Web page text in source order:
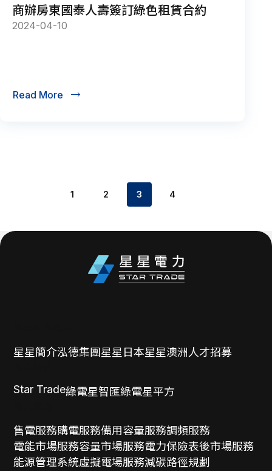
商辦房東國泰人壽簽訂綠色租賃合約
2024-04-10
Read More
1 2 3 4
星星簡介泓德集團星星日本星星澳洲 人才招募
Star Trade綠電星智匯綠電星平方
售電服務購電服務備用容量服務調頻服務
電能市場服務容量市場服務電力保險表後市場服務
能源管理系統虛擬電場服務減碳路徑規劃